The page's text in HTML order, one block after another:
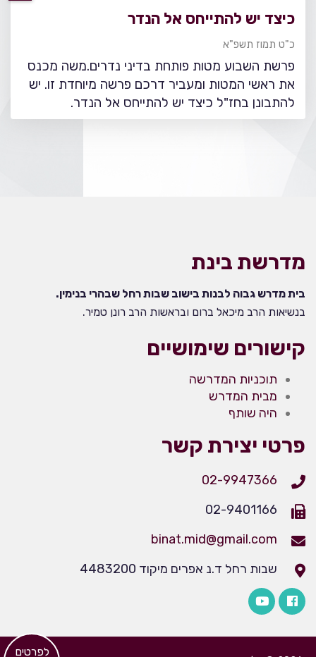
כיצד יש להתייחס אל הנדר
כ"ט תמוז תשפ"א
פרשת השבוע מטות פותחת בדיני נדרים.משה מכנס
את ראשי המטות ומעביר דרכם פרשה מיוחדת זו. יש
להתבונן בחז"ל כיצד יש להתייחס אל הנדר.
מדרשת בינת
בית מדרש גבוה לבנות בישוב שבות רחל שבהרי בנימין.
בנשיאות הרב מיכאל ברום ובראשות הרב רונן טמיר.
קישורים שימושיים
תוכניות המדרשה
מבית המדרש
היה שותף
פרטי יצירת קשר
02-9947366
02-9401166
binat.mid@gmail.com
שבות רחל ד.נ אפרים מיקוד 4483200
​לפרטים